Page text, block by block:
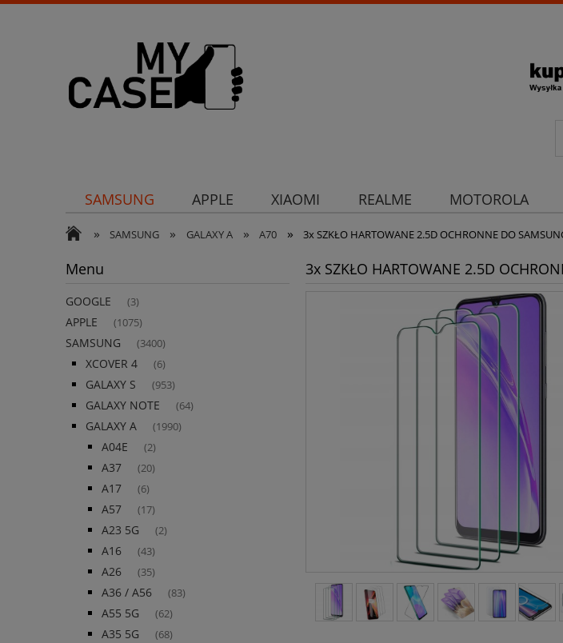
SAMSUNG APPLE XIAOMI REALME MOTOROLA
Uchwyty
Ochrona aparatu Ochrona aparatu Strona
» SAMSUNG » GALAXY A » A70 » 3x SZKŁO HARTOWANE 2.5D OCHRONNE DO
Menu
GOOGLE (3)
APPLE (1075)
SAMSUNG (3400)
XCOVER 4 (6)
GALAXY S (953)
GALAXY NOTE (64)
GALAXY A (1990)
A04E (2)
A37 (20)
A17 (6)
A57 (17)
A23 5G (2)
A16 (43)
A26 (35)
A36 / A56 (83)
A55 5G (62)
A35 5G (68)
3x SZKŁO HARTOWANE 2.5D